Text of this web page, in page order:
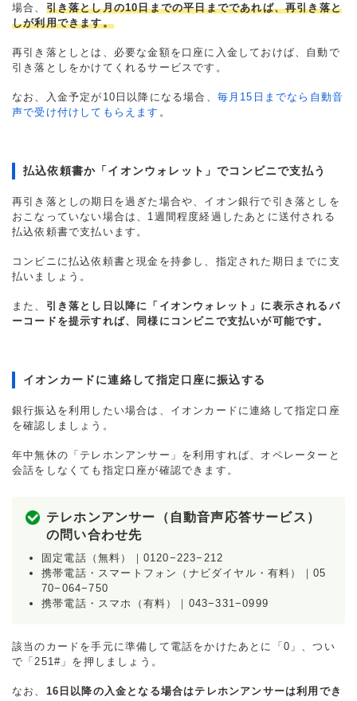
場合、 引き落とし月の10日までの平日までであれば、再引き落と
しが利用できます。
再引き落としとは、必要な金額を口座に入金しておけば、自動で
引き落としをかけてくれるサービスです。
なお、入金予定が10日以降になる場合、 毎月15日までなら自動音
声で受け付けしてもらえます 。
払込依頼書か「イオンウォレット」でコンビニで支払う
再引き落としの期日を過ぎた場合や、イオン銀行で引き落としを
おこなっていない場合は、1週間程度経過したあとに送付される
払込依頼書で支払います。
コンビニに払込依頼書と現金を持参し、指定された期日までに支
払いましょう。
また、 引き落とし日以降に「イオンウォレット」に表示されるバ
ーコードを提示すれば、同様にコンビニで支払いが可能です。
イオンカードに連絡して指定口座に振込する
銀行振込を利用したい場合は、イオンカードに連絡して指定口座
を確認しましょう。
年中無休の「テレホンアンサー」を利用すれば、オペレーターと
会話をしなくても指定口座が確認できます。
テレホンアンサー（自動音声応答サービス）
の問い合わせ先
固定電話（無料）｜0120−223−212
携帯電話・スマートフォン（ナビダイヤル・有料）｜05
70−064−750
携帯電話・スマホ（有料）｜043−331−0999
該当のカードを手元に準備して電話をかけたあとに「0」、つい
で「251#」を押しましょう。
なお、 16日以降の入金となる場合はテレホンアンサーは利用でき